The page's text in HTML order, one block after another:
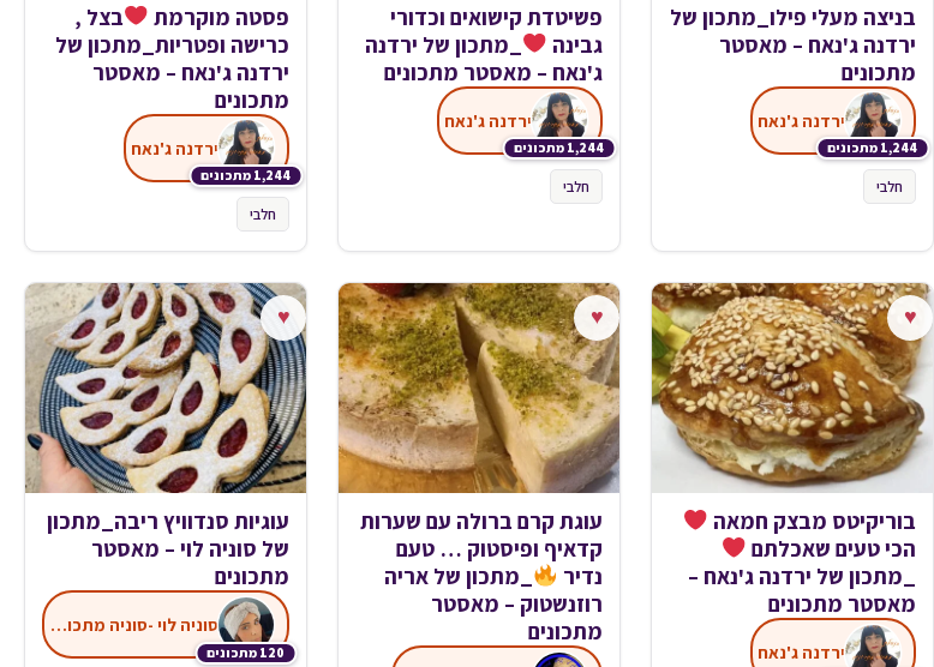
בניצה מעלי פילו_מתכון של
ירדנה ג'נאח – מאסטר
מתכונים
1,244 מתכונים
ירדנה ג'נאח
חלבי
פשיטדת קישואים וכדורי
גבינה
_מתכון של ירדנה
ג'נאח – מאסטר מתכונים
1,244 מתכונים
ירדנה ג'נאח
חלבי
פסטה מוקרמת
בצל ,
כרישה ופטריות_מתכון של
ירדנה ג'נאח – מאסטר
מתכונים
1,244 מתכונים
ירדנה ג'נאח
חלבי
♥
בוריקיטס מבצק חמאה
הכי טעים שאכלתם
_מתכון של ירדנה ג'נאח –
מאסטר מתכונים
ירדנה ג'נאח
♥
עוגת קרם ברולה עם שערות
קדאיף ופיסטוק … טעם
נדיר
_מתכון של אריה
רוזנשטוק – מאסטר
מתכונים
♥
עוגיות סנדוויץ ריבה_מתכון
של סוניה לוי – מאסטר
מתכונים
120 מתכונים
סוניה לוי -סוניה מתכוניה